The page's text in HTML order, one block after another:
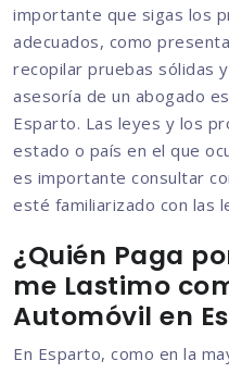
importante que sigas los
adecuados, como
recopilar pruebas sólidas
asesoría de un abogado
Esparto. Las leyes y los
estado o país en el que
es importante consultar
esté familiarizado con las
¿Quién Paga
me Lastimo
Automóvil en
En Esparto, como en la